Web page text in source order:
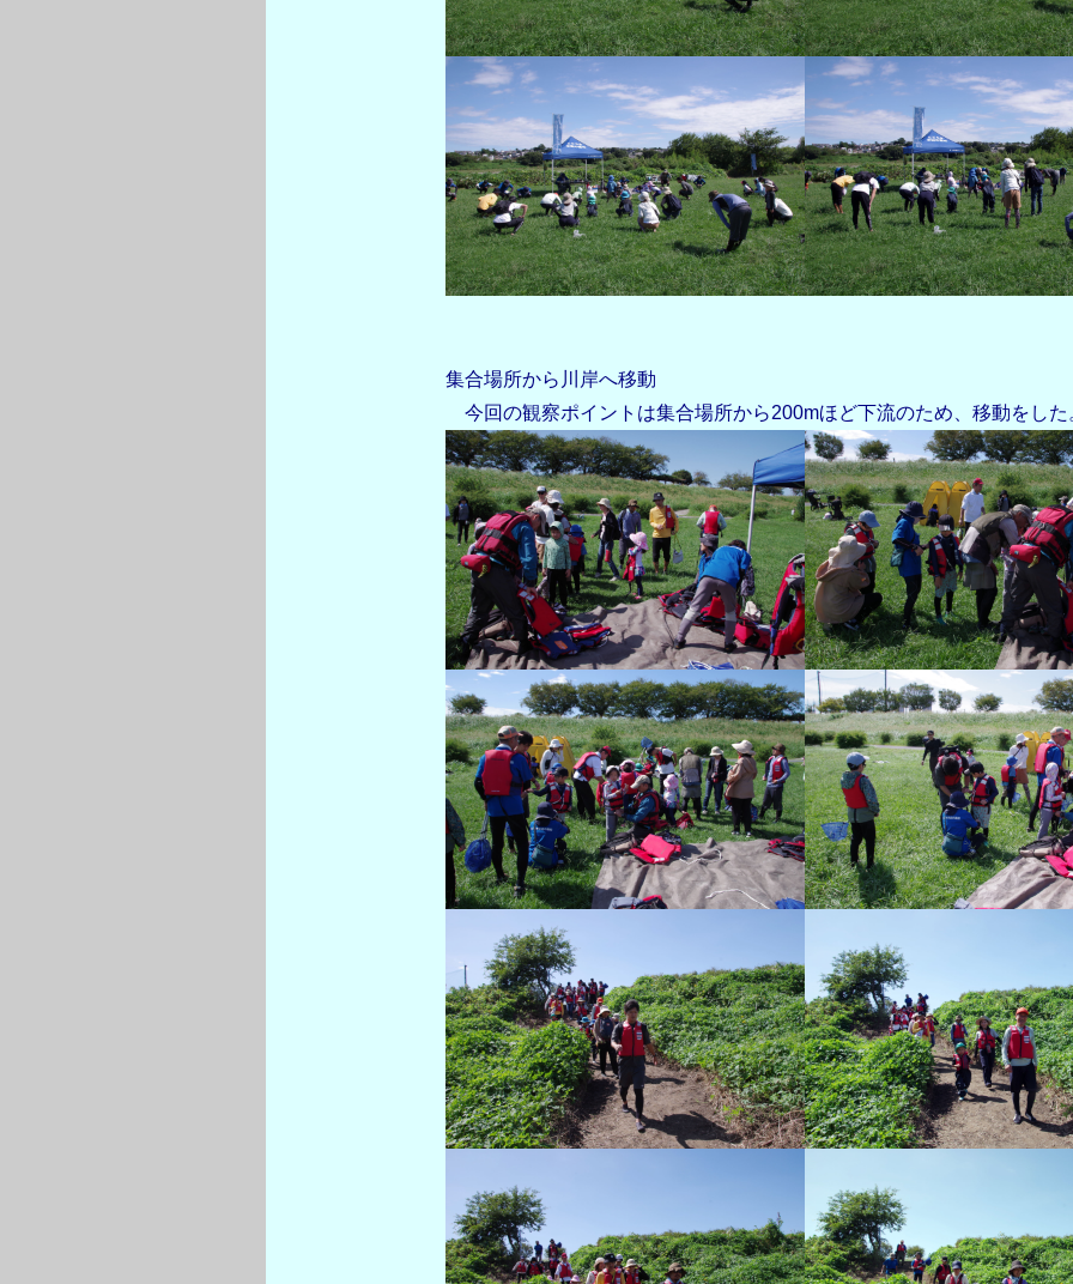
集合場所から川岸へ移動
今回の観察ポイントは集合場所から200mほど下流のため、移動をした